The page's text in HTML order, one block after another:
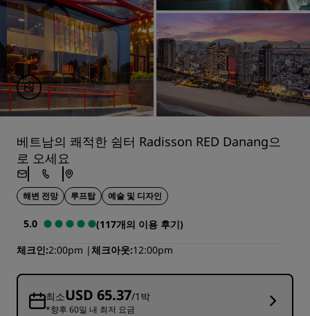
베트남의 쾌적한 쉼터 Radisson RED Danang으
로 오세요
해변 전망 루프탑 예술 및 디자인
5.0
(117개의 이용 후기)
체크인 2:00pm 체크아웃 12:00pm
최소USD 65.37/1박
*향후 60일 내 최저 요금